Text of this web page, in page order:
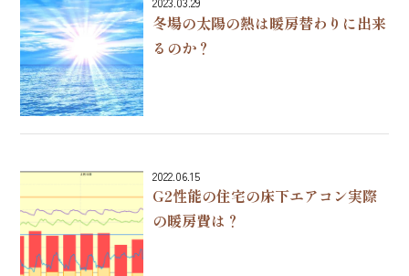
冬場の太陽の熱は暖房替わりに出来
るのか？
G2性能の住宅の床下エアコン実際
の暖房費は？
2022.06.15